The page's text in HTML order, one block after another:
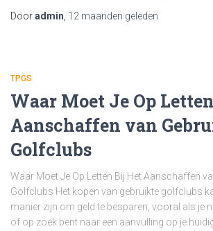
Dooradmin 12 maanden geleden
TPGS
Waar Moet Je Op
Aanschaffen van
Golfclubs
Waar Moet Je Op Letten Bij Het Aanschaffen
Golfclubs Het kopen van gebruikte golfclubs
manier zijn om geld te besparen, vooral als je
of op zoek bent naar een aanvulling op je